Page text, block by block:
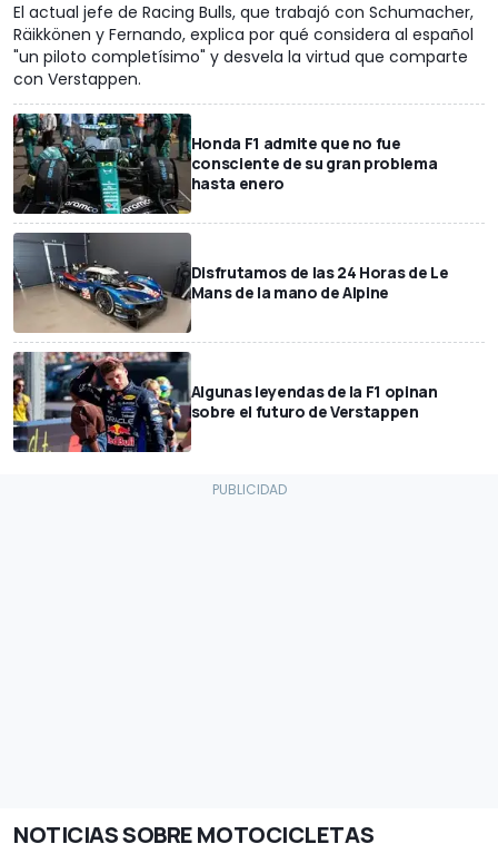
El actual jefe de Racing Bulls, que trabajó con Schumacher,
Räikkönen y Fernando, explica por qué considera al español
"un piloto completísimo" y desvela la virtud que comparte
con Verstappen.
Honda F1 admite que no fue
consciente de su gran problema
hasta enero
Disfrutamos de las 24 Horas de Le
Mans de la mano de Alpine
Algunas leyendas de la F1 opinan
sobre el futuro de Verstappen
NOTICIAS SOBRE MOTOCICLETAS